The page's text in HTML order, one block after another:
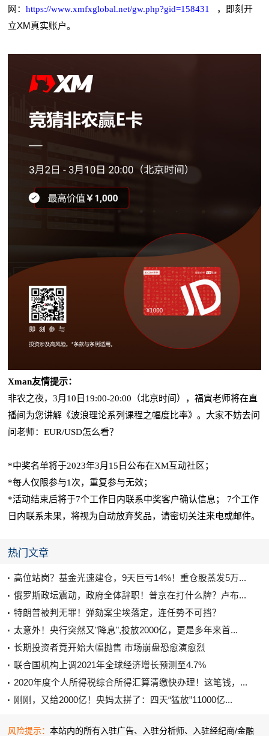
网：https://www.xmfxglobal.net/gw.php?gid=158431 ，即刻开
立XM真实账户。
Xman友情提示：
非农之夜，3月 10 日 19:00-20:00 （北京时间），福寅老师将在直
播间为您讲解《波浪理论系列课程之幅度比率》。大家不妨去问
问老师：EUR/USD怎么看？
*中奖名单将于2023年3月 15 日公布在XM互动社区；
*每人仅限参与1 次，重复参与无效；
*活动结束后将于7个工作日内联系中奖客户确认信息； 7个工作
日内联系未果，将视为自动放弃奖品，请密切关注来电或邮件。
热门文章
高位站岗？基金光速建仓，9天巨亏14%！重仓股蒸发5万...
俄罗斯政坛震动，政府全体辞职！普京在打什么牌？卢布...
特朗普被判无罪！弹劾案尘埃落定，连任势不可挡？
太意外！央行突然又"降息",投放2000亿，更是多年来首...
长期投资者竟开始大幅抛售 市场崩盘恐愈演愈烈
联合国机构上调2021年全球经济增长预测至4.7%
2020年度个人所得税综合所得汇算清缴快办理！这笔钱，...
刚刚，又给2000亿！央妈太拼了：四天“猛放”11000亿...
风险提示：本站内的所有入驻广告、入驻分析师、入驻经纪商/金融